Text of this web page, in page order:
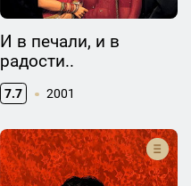
И в печали, и в
радости..
7.7 2001